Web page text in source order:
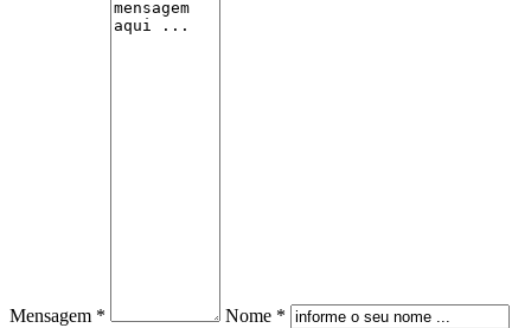
Mensagem *
Nome *